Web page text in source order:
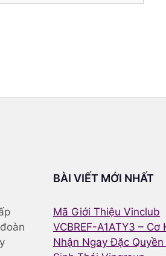
BÀI VIẾT MỚI NHẤT
Mã Giới Thiệu Vinclub
VCBREF-A1ATY3 – Cơ
Nhận Ngay Đặc Quyền